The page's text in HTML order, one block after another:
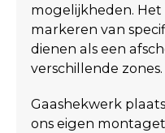
mogelijkheden.
markeren van
dienen als een
verschillende zones.
Gaashekwerk
ons eigen